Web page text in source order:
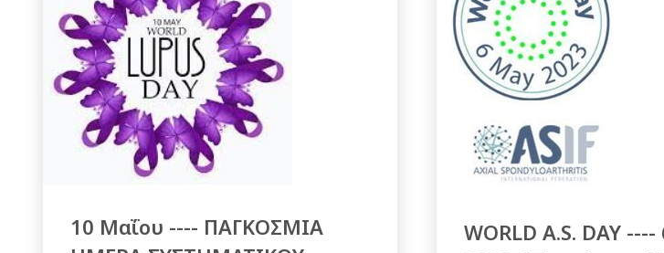
10 Μαΐου ---- ΠΑΓΚΟΣΜΙΑ
WORLD A.S. DAY